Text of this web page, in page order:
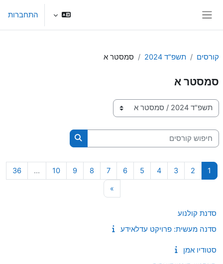
התחברות
קורסים תשפ"ד 2024 סמסטר א
סמסטר א
קטגוריות קורסים
חיפוש קורסים
חיפוש קורסים
1 עמוד 1
2 עמוד 2
3 עמוד 3
4עמוד 4
5 עמוד 5
6 עמוד 6
7עמוד 7
8 עמוד 8
9 עמוד 910עמוד 10
…
36
»
סדנת קולנוע
סדנה מעשית: פרויקט עדלאידע
סטודיו אמן